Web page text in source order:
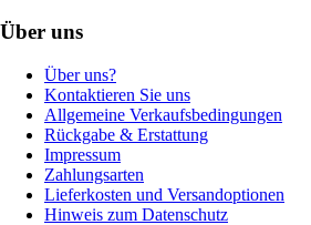
Über uns
Über uns?
Kontaktieren Sie uns
Allgemeine Verkaufsbedingungen
Rückgabe & Erstattung
Impressum
Zahlungsarten
Lieferkosten und Versandoptionen
Hinweis zum Datenschutz